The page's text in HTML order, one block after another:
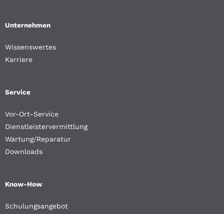
Unternehmen
Wissenswertes
Karriere
Service
Vor-Ort-Service
Dienstleistervermittlung
Wartung/Reparatur
Downloads
Know-How
Schulungsangebot